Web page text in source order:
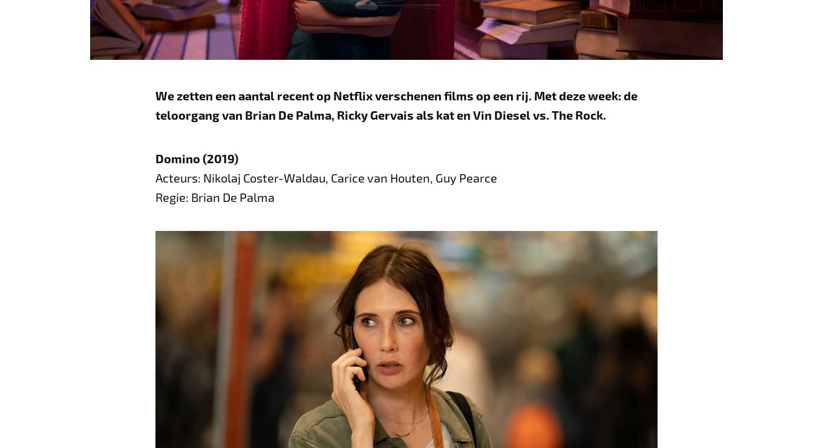
We zetten een aantal recent op Netflix verschenen films op een rij. Met deze week: de
teloorgang van Brian De Palma, Ricky Gervais als kat en Vin Diesel vs. The Rock.
Domino (2019)
Acteurs: Nikolaj Coster-Waldau, Carice van Houten, Guy Pearce
Regie: Brian De Palma